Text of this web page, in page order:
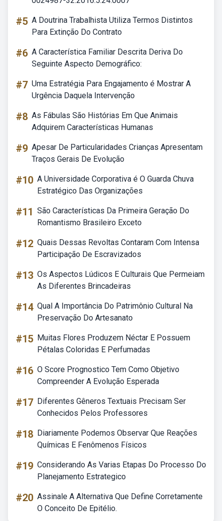
#5 A Doutrina Trabalhista Utiliza Termos Distintos
Para Extinção Do Contrato
#6 A Característica Familiar Descrita Deriva Do
Seguinte Aspecto Demográfico:
#7 Uma Estratégia Para Engajamento é Mostrar A
Urgência Daquela Intervenção
#8 As Fábulas São Histórias Em Que Animais
Adquirem Características Humanas
#9 Apesar De Particularidades Crianças Apresentam
Traços Gerais De Evolução
#10 A Universidade Corporativa é O Guarda Chuva
Estratégico Das Organizações
#11 São Características Da Primeira Geração Do
Romantismo Brasileiro Exceto
#12 Quais Dessas Revoltas Contaram Com Intensa
Participação De Escravizados
#13 Os Aspectos Lúdicos E Culturais Que Permeiam
As Diferentes Brincadeiras
#14 Qual A Importância Do Patrimônio Cultural Na
Preservação Do Artesanato
#15 Muitas Flores Produzem Néctar E Possuem
Pétalas Coloridas E Perfumadas
#16 O Score Prognostico Tem Como Objetivo
Compreender A Evolução Esperada
#17 Diferentes Gêneros Textuais Precisam Ser
Conhecidos Pelos Professores
#18 Diariamente Podemos Observar Que Reações
Químicas E Fenômenos Físicos
#19 Considerando As Varias Etapas Do Processo Do
Planejamento Estrategico
#20 Assinale A Alternativa Que Define Corretamente
O Conceito De Epitélio.